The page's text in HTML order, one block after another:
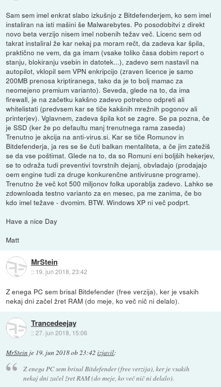
Sam sem imel enkrat slabo izkušnjo z Bitdefenderjem, ko sem imel
instaliran na isti mašini še Malwarebytes. Po posodobitvi z direkt
novo beta verzijo nisem imel nobenih težav več. Licenc sem od
takrat instaliral že kar nekaj pa moram rečt, da zadeva kar špila,
praktično ne vem, da ga imam (vsake toliko časa dobim report o
stanju, blokiranju vsebin in datotek...), zadevo sem nastavil na
autopilot, vklopil sem VPN enkripcijo (zraven licence je samo
200MB prenosa kriptiranega, tako da je to bolj mamac za
neomejeno premium varianto). Seveda, glede na to, da ima
firewall, je na začetku kakšno zadevo potrebno odpreti ali
whitelistati (predvsem kar se tiče kakšnih mrežnih pogonov ali
printerjev). Vglavnem, zadeva špila kot se zagre. Se pa pozna, če
je SSD (ker že po defaultu manj trenutnega rama zaseda)
Trenutno je akcija na anti-virus.si. Kar se tiče Romunov in
Bitdefenderja, ja res se še čuti balkan mentaliteta, a če jim zatežiš
se da vse poštimat. Glede na to, da so Romuni eni boljših hekerjev,
se to odraža tudi preventivi tovrstnih dejanj, obvladajo (prodajajo
oem engine tudi za druge konkurenčne antivirusne programe).
Trenutno že več kot 500 miljonov folka uporablja zadevo. Lahko se
zdownloada testno varianto za en mesec, pa me zanima, če bo
kdo imel težave - dvomim. BTW. Windows XP ni več podprt.
Have a nice Day
Matt
MrStein
:: 19. jun 2018, 23:42
Z enega PC sem brisal Bitdefender (free verzija), ker je vsakih
nekaj dni začel žret RAM (do meje, ko več nič ni delalo).
Trancedeejay
::27. jun 2018, 15:06
MrStein je 19. jun 2018 ob 23:42 izjavil:
Z enega PC sem brisal Bitdefender (free verzija), ker je vsakih
nekaj dni začel žret RAM (do meje, ko več nič ni delalo).